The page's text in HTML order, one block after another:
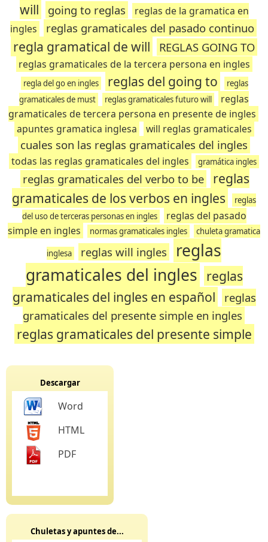
will
going to reglas
reglas de la gramatica en
ingles
reglas gramaticales del pasado continuo
regla gramatical de will REGLAS GOING TO
reglas gramaticales de la tercera persona en ingles
regla del go en ingles reglas del going to
reglas
gramaticales de must
reglas gramaticales futuro will
reglas
gramaticales de tercera persona en presente de ingles
apuntes gramatica inglesa
will reglas gramaticales
cuales son las reglas gramaticales del ingles
todas las reglas gramaticales del ingles gramática ingles
reglas gramaticales del verbo to be
reglas
gramaticales de los verbos en ingles
reglas
del uso de terceras personas en ingles
reglas del pasado
simple en ingles
normas gramaticales ingles chuleta gramatica
inglesa reglas will ingles
reglas
gramaticales del ingles reglas
gramaticales del ingles en español
reglas
gramaticales del presente simple en ingles
reglas gramaticales del presente simple
Descargar
Word
HTML
PDF
Chuletas y apuntes de...